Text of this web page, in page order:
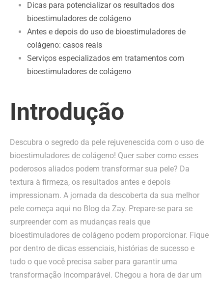
Dicas para potencializar os resultados dos
bioestimuladores de colágeno
Antes e depois do uso de bioestimuladores de
colágeno: casos reais
Serviços especializados em tratamentos com
bioestimuladores de colágeno
Introdução
Descubra o segredo da pele rejuvenescida com o uso de
bioestimuladores de colágeno! Quer saber como esses
poderosos aliados podem transformar sua pele? Da
textura à firmeza, os resultados antes e depois
impressionam. A jornada da descoberta da sua melhor
pele começa aqui no Blog da Zay. Prepare-se para se
surpreender com as mudanças reais que
bioestimuladores de colágeno podem proporcionar. Fique
por dentro de dicas essenciais, histórias de sucesso e
tudo o que você precisa saber para garantir uma
transformação incomparável. Chegou a hora de dar um